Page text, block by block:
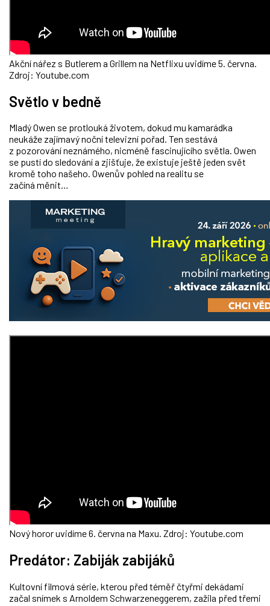
Akční nářez s Butlerem a Grillem na Netflixu uvidíme 5. června.
Zdroj: Youtube.com
Světlo v bedně
Mladý Owen se protlouká životem, dokud mu kamarádka
neukáže zajímavý noční televizní pořad. Ten sestává
z pozorování neznámého, nicméně fascinujícího světla. Owen
se pustí do sledování a zjišťuje, že existuje ještě jeden svět
kromě toho našeho. Owenův pohled na realitu se
začíná měnit…
Nový horor uvidíme 6. června na Maxu. Zdroj: Youtube.com
Predátor: Zabiják zabijáků
Kultovní filmová série, kterou před téměř čtyřmi dekádami
začal snímek s Arnoldem Schwarzeneggerem, zažila před třemi